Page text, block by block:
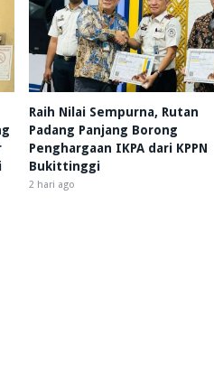
Raih Nilai Sempurna, Rutan
Padang Panjang Borong
Penghargaan IKPA dari KPPN
Bukittinggi
2 hari ago